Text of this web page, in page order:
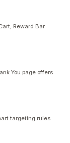
Reward Bar
You page offers
targeting rules